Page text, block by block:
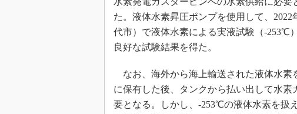
た。液体水素昇圧ポンプを使用して、
代市）で液体水素による実液試験（-253℃
良好な試験結果を得た。
なお、海外から海上輸送された液体水素
に保有した後、タンクから払い出して水
要となる。しかし、-253℃の液体水素を扱